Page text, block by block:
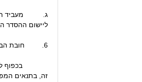
ג. מעביד
ליישום ההסדר
6. חובת הביטוח הפנסיוני
זה, בתנאים